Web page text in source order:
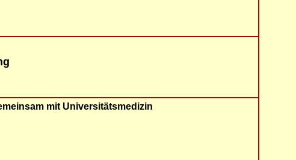
mit Universitätsmedizin